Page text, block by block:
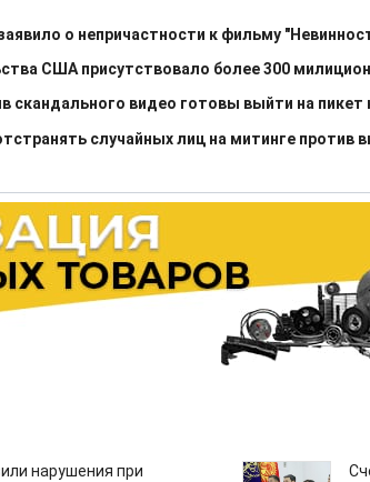
о непричастности к фильму
США присутствовало более 300
скандального видео готовы выйти на
случайных лиц на митинге против
нарушения при